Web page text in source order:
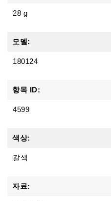
28 g
모델:
180124
항목 ID:
4599
색상:
갈색
자료: